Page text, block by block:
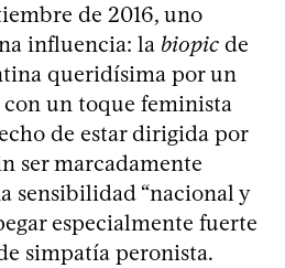
de 2016, uno
influencia: la biopic de
queridísima por un
un toque feminista
de estar dirigida por
ser marcadamente
sensibilidad “nacional y
especialmente fuerte
simpatía peronista.